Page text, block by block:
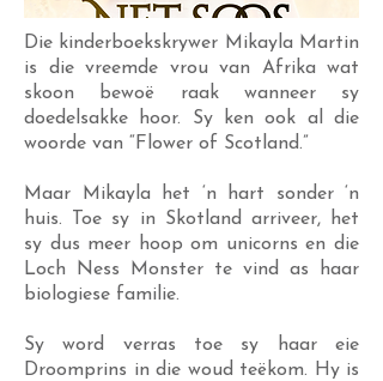
Die kinderboekskrywer Mikayla Martin
is die vreemde vrou van Afrika wat
skoon bewoë raak wanneer sy
doedelsakke hoor. Sy ken ook al die
woorde van “Flower of Scotland.”
Maar Mikayla het ‘n hart sonder ‘n
huis. Toe sy in Skotland arriveer, het
sy dus meer hoop om unicorns en die
Loch Ness Monster te vind as haar
biologiese familie.
Sy word verras toe sy haar eie
Droomprins in die woud teëkom. Hy is